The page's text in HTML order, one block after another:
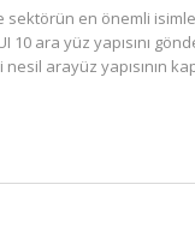
sektörün en önemli
10 ara yüz yapısını
arayüz yapısının